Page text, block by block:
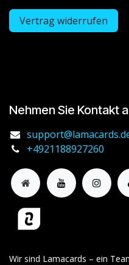
Vertrag widerrufen
Nehmen Sie Kontakt
+4921188927260
Wir sind Lamacards – ein